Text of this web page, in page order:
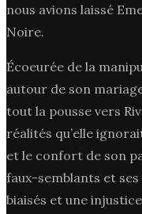
nous avions laissé
Noire.
Écoeurée de la
autour de son
tout la pousse vers
réalités qu’elle
et le confort de son
faux-semblants et
biaisés et une